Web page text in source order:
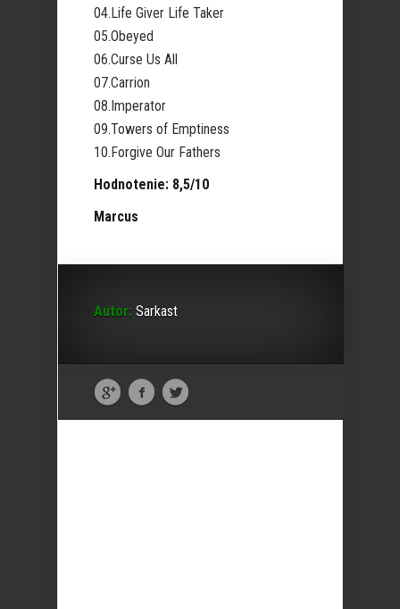
04.Life Giver Life Taker
05.Obeyed
06.Curse Us All
07.Carrion
08.Imperator
09.Towers of Emptiness
10.Forgive Our Fathers
Hodnotenie: 8,5/10
Marcus
Autor: Sarkast